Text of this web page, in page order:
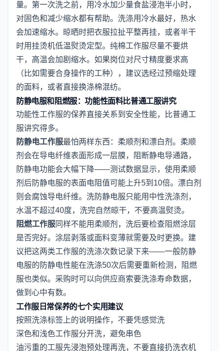
量。第一次洗之前，用冷水加少量食盐浸泡半小时，
对固色和减少缩水都有帮助。洗涤用冷水最好，热水
会加速缩水。晾晒时把衣服拉扯平整再挂，或者半干
时用挂烫机低温熨烫定型。纯棉工作服尽量不要烘
干，高温会加剧缩水。如果岗位对尺寸精度要求高
（比如需要合身操作的工种），建议选经过预缩处理
的面料，或者直接换涤棉混纺。
防静电服和阻燃服：功能性面料比普通工服讲究
功能性工作服的保养直接关系到安全性能，比普通工
服讲究得多。
防静电工作服最怕两样东西：柔顺剂和漂白剂。柔顺
剂会在导电纤维表面形成一层膜，阻断静电导通路，
防静电功能会大幅下降——测试数据显示，使用柔顺
剂后防静电服的表面电阻值可能上升5到10倍。漂白剂
则会腐蚀导电纤维。洗防静电服只能用中性洗涤剂，
水温不超过40度，洗完自然晾干，不要高温熨烫。
阻燃工作服同样不能用柔顺剂，洗后要检查阻燃涂层
是否完好。涂层剥落或面料变薄就需要及时更换。建
议把这两类工作服的洗涤次数记录下来——一般防静
电服的防静电性能在洗涤50次后需要重新检测，阻燃
服也类似。采购时可以向供应商索要洗涤寿命数据，
做到心中有数。
工作服日常保养的七个实用建议
按照洗涤标签上的说明操作，不要凭感觉洗
深色和浅色工作服分开洗，避免串色
油污重的工服先浸泡预处理再洗，不要直接扔洗衣机